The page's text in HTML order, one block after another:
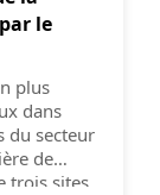
le
plus
dans
du secteur
de
trois sites